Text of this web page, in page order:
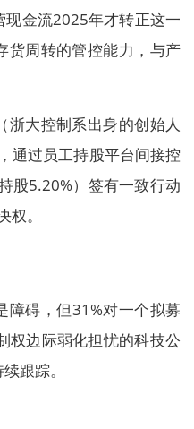
金流2025年才转正这一
货周转的管控能力，与产
浙大控制系出身的创始人
通过员工持股平台间接控
股5.20%）签有一致行动
。
障碍，但31%对一个拟募
权边际弱化担忧的科技公
跟踪。